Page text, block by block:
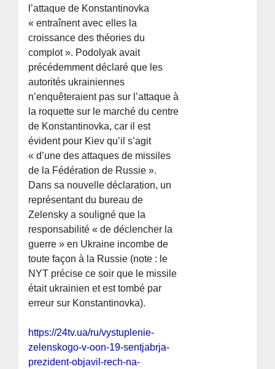
l’attaque de Konstantinovka
« entraînent avec elles la
croissance des théories du
complot ». Podolyak avait
précédemment déclaré que les
autorités ukrainiennes
n’enquêteraient pas sur l’attaque à
la roquette sur le marché du centre
de Konstantinovka, car il est
évident pour Kiev qu’il s’agit
« d’une des attaques de missiles
de la Fédération de Russie ».
Dans sa nouvelle déclaration, un
représentant du bureau de
Zelensky a souligné que la
responsabilité « de déclencher la
guerre » en Ukraine incombe de
toute façon à la Russie (note : le
NYT précise ce soir que le missile
était ukrainien et est tombé par
erreur sur Konstantinovka).
https://24tv.ua/ru/vystuplenie-
zelenskogo-v-oon-19-sentjabrja-
prezident-objavil-rech-na-